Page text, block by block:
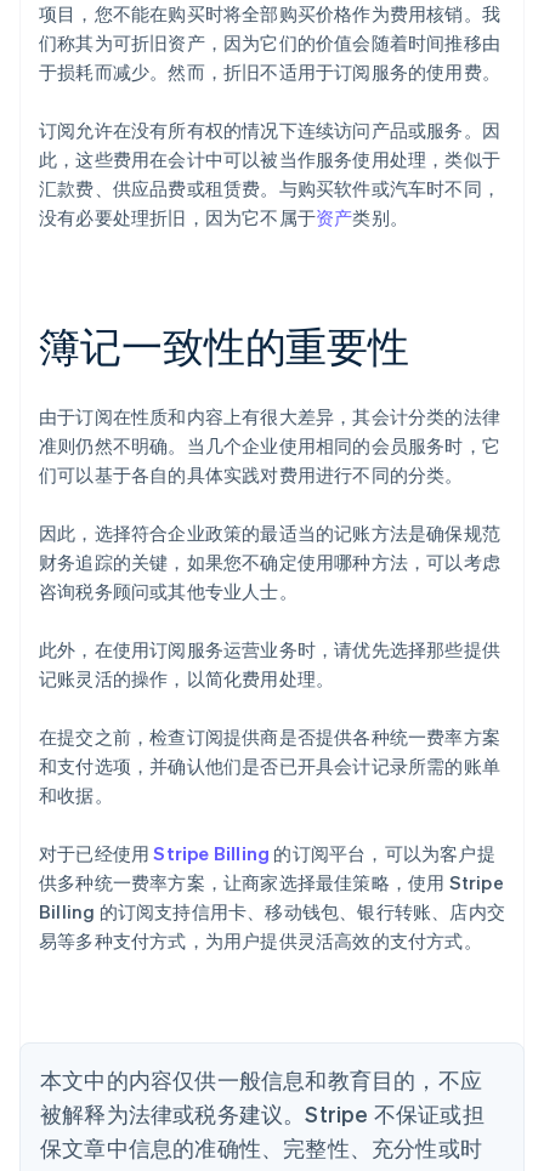
项目，您不能在购买时将全部购买价格作为费用核销。我
们称其为可折旧资产，因为它们的价值会随着时间推移由
于损耗而减少。然而，折旧不适用于订阅服务的使用费。
订阅允许在没有所有权的情况下连续访问产品或服务。因
此，这些费用在会计中可以被当作服务使用处理，类似于
汇款费、供应品费或租赁费。与购买软件或汽车时不同，
没有必要处理折旧，因为它不属于资产类别。
簿记一致性的重要性
由于订阅在性质和内容上有很大差异，其会计分类的法律
准则仍然不明确。当几个企业使用相同的会员服务时，它
们可以基于各自的具体实践对费用进行不同的分类。
因此，选择符合企业政策的最适当的记账方法是确保规范
财务追踪的关键，如果您不确定使用哪种方法，可以考虑
咨询税务顾问或其他专业人士。
此外，在使用订阅服务运营业务时，请优先选择那些提供
记账灵活的操作，以简化费用处理。
在提交之前，检查订阅提供商是否提供各种统一费率方案
和支付选项，并确认他们是否已开具会计记录所需的账单
和收据。
对于已经使用Stripe Billing 的订阅平台，可以为客户提
供多种统一费率方案，让商家选择最佳策略，使用 Stripe
Billing 的订阅支持信用卡、移动钱包、银行转账、店内交
易等多种支付方式，为用户提供灵活高效的支付方式。
本文中的内容仅供一般信息和教育目的，不应
被解释为法律或税务建议。Stripe 不保证或担
保文章中信息的准确性、完整性、充分性或时
阿联酋
English
爱尔兰
爱沙尼亚
English
奥地利
Deutsch
English
巴西
PortuguêsEnglish
保加利亚
English
丹麦
德国
DeutschEnglish